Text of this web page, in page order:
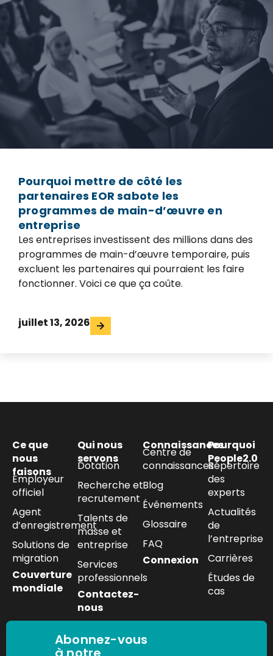
Pourquoi mettre de côté les
partenaires EOR sabote les
programmes de main-d’œuvre en
entreprise
Les entreprises investissent des millions dans des
programmes de main-d’œuvre temporaire, puis
excluent les partenaires qui pourraient les faire
fonctionner. Voici ce que ça coûte.
juillet 13, 2026
Ce que
nous
faisons
Employeur
officiel
Agent
d’enregistrement
Solutions de
migration
Couverture
mondiale
Qui nous
servons
Dotation
Recherche et
recrutement
Talents de
masse et
entreprise
Services
professionnels
Contactez-
nous
Connaissances
Centre de
connaissances
Blog
Événements
Glossaire
FAQ
Connexion
Pourquoi
People2.0
Répertoire
des
experts
Actualités
de
l’entreprise
Carrières
Études de
cas
Abonnez-vous